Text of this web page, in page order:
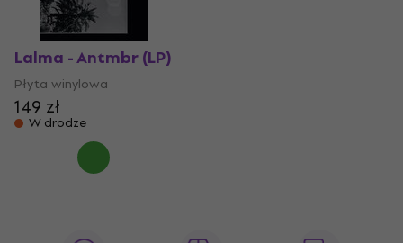
Lalma - Antmbr (LP)
Płyta winylowa
149 zł
W drodze